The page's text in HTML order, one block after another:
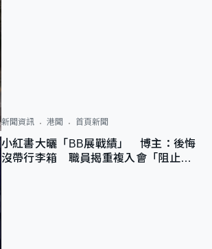
新聞資訊 港聞 首頁新聞
小紅書大曬「BB展戰績」 博主：後悔
沒帶行李箱 職員揭重複入會「阻止唔